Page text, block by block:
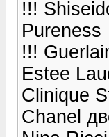
!!!
Pureness
!!!
Estee
Clinique
Chanel